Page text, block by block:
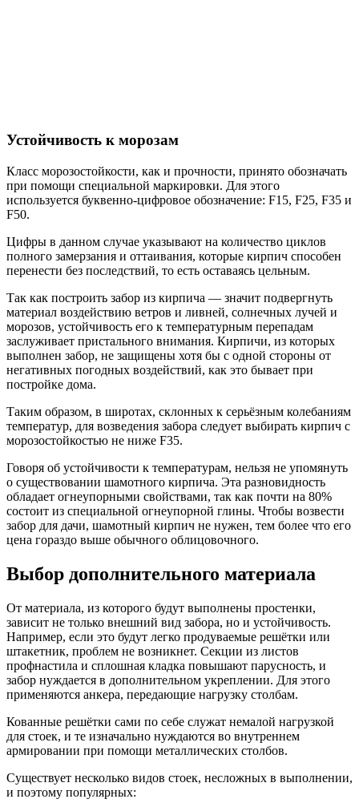
Устойчивость к морозам
Класс морозостойкости, как и прочности, принято обозначать
при помощи специальной маркировки. Для этого
используется буквенно-цифровое обозначение: F15, F25, F35 и
F50.
Цифры в данном случае указывают на количество циклов
полного замерзания и оттаивания, которые кирпич способен
перенести без последствий, то есть оставаясь цельным.
Так как построить забор из кирпича ― значит подвергнуть
материал воздействию ветров и ливней, солнечных лучей и
морозов, устойчивость его к температурным перепадам
заслуживает пристального внимания. Кирпичи, из которых
выполнен забор, не защищены хотя бы с одной стороны от
негативных погодных воздействий, как это бывает при
постройке дома.
Таким образом, в широтах, склонных к серьёзным колебаниям
температур, для возведения забора следует выбирать кирпич с
морозостойкостью не ниже F35.
Говоря об устойчивости к температурам, нельзя не упомянуть
о существовании шамотного кирпича. Эта разновидность
обладает огнеупорными свойствами, так как почти на 80%
состоит из специальной огнеупорной глины. Чтобы возвести
забор для дачи, шамотный кирпич не нужен, тем более что его
цена гораздо выше обычного облицовочного.
Выбор дополнительного материала
От материала, из которого будут выполнены простенки,
зависит не только внешний вид забора, но и устойчивость.
Например, если это будут легко продуваемые решётки или
штакетник, проблем не возникнет. Секции из листов
профнастила и сплошная кладка повышают парусность, и
забор нуждается в дополнительном укреплении. Для этого
применяются анкера, передающие нагрузку столбам.
Кованные решётки сами по себе служат немалой нагрузкой
для стоек, и те изначально нуждаются во внутреннем
армировании при помощи металлических столбов.
Существует несколько видов стоек, несложных в выполнении,
и поэтому популярных: